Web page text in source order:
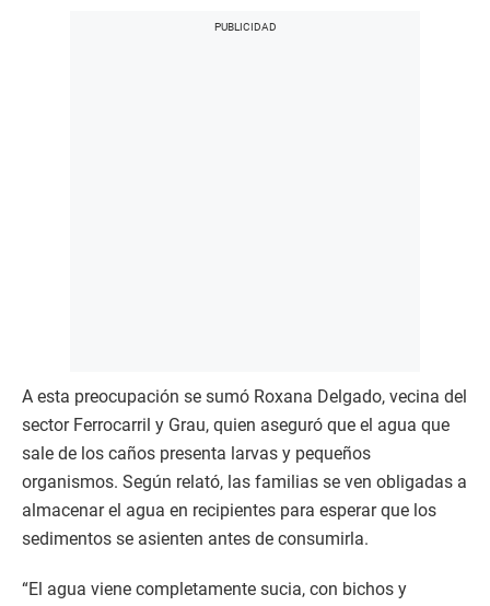
A esta preocupación se sumó Roxana Delgado, vecina del
sector Ferrocarril y Grau, quien aseguró que el agua que
sale de los caños presenta larvas y pequeños
organismos. Según relató, las familias se ven obligadas a
almacenar el agua en recipientes para esperar que los
sedimentos se asienten antes de consumirla.
“El agua viene completamente sucia, con bichos y